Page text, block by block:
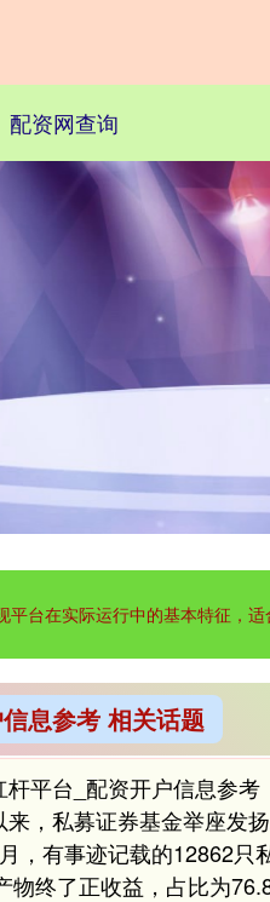
配资网查询
及时调整优化
台在实际运行中的基本特征，适
息参考 相关话题
杆平台_配资开户信息参
来，私募证券基金举座发
，有事迹记载的12862只
物终了正收益，占比为